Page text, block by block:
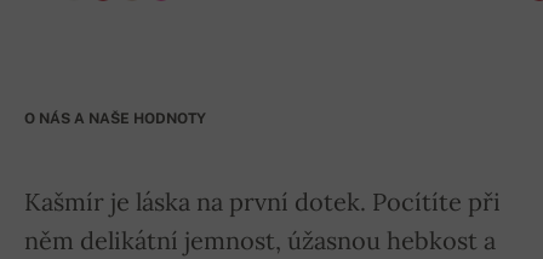
O NÁS A NAŠE HODNOTY
Kašmír je láska na první dotek. Pocítíte při
něm delikátní jemnost, úžasnou hebkost a